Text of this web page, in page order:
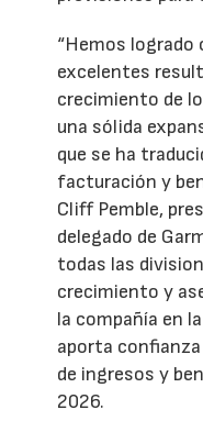
“Hemos
excelentes
crecimiento de
una sólida
que se ha
facturación y
Cliff Pemble,
delegado de
todas las
crecimiento y
la compañía en
aporta
de ingresos y
2026.